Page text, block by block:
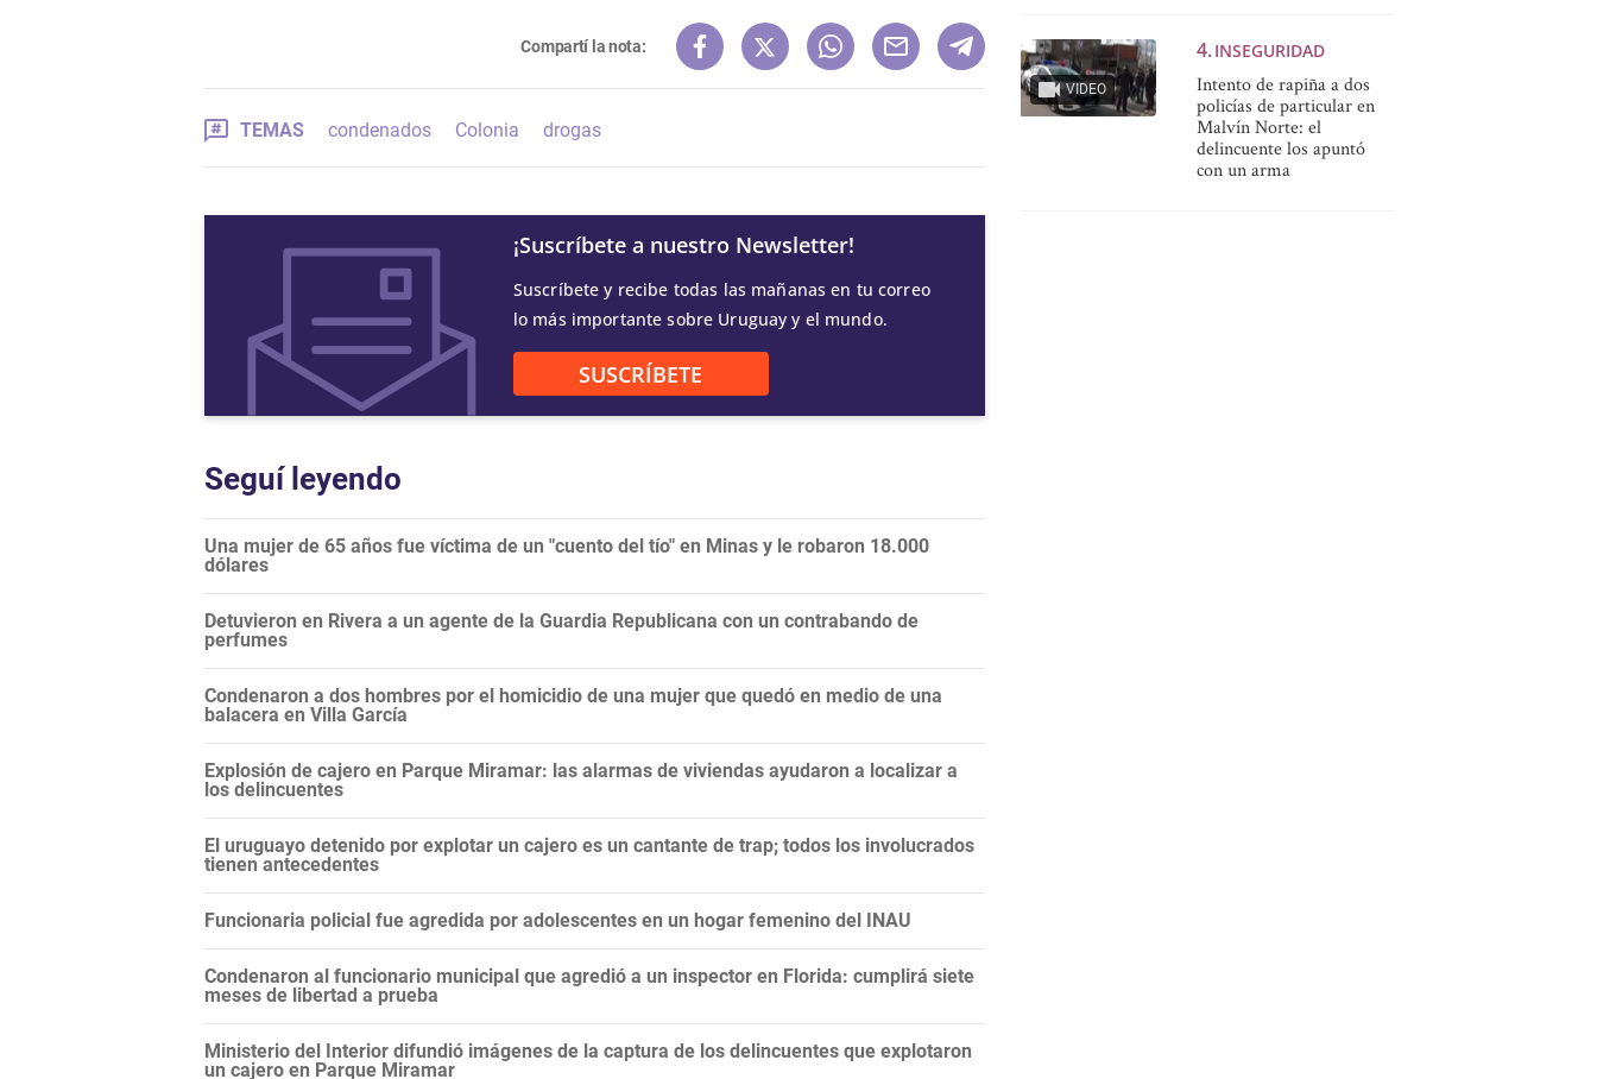
Compartí la nota:
TEMAS condenados Colonia drogas
¡Suscríbete a nuestro Newsletter!
Suscríbete y recibe todas las mañanas en tu correo
lo más importante sobre Uruguay y el mundo.
SUSCRÍBETE
Seguí leyendo
Una mujer de 65 años fue víctima de un "cuento del tío" en Minas y le robaron 18.000
dólares
Detuvieron en Rivera a un agente de la Guardia Republicana con un contrabando de
perfumes
Condenaron a dos hombres por el homicidio de una mujer que quedó en medio de una
balacera en Villa García
Explosión de cajero en Parque Miramar: las alarmas de viviendas ayudaron a localizar a
los delincuentes
El uruguayo detenido por explotar un cajero es un cantante de trap; todos los involucrados
tienen antecedentes
Funcionaria policial fue agredida por adolescentes en un hogar femenino del INAU
Condenaron al funcionario municipal que agredió a un inspector en Florida: cumplirá siete
meses de libertad a prueba
Ministerio del Interior difundió imágenes de la captura de los delincuentes que explotaron
un cajero en Parque Miramar
VIDEO
INSEGURIDAD
Intento de rapiña a dos
policías de particular en
Malvín Norte: el
delincuente los apuntó
con un arma